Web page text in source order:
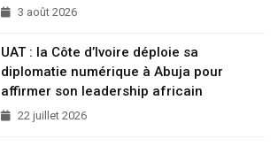
3 août 2026
UAT : la Côte d’Ivoire déploie sa
diplomatie numérique à Abuja pour
affirmer son leadership africain
22 juillet 2026